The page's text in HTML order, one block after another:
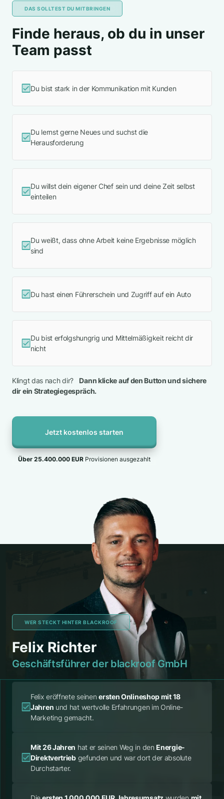
DAS SOLLTEST DU MITBRINGEN
Finde heraus, ob du in unser
Team passt
Du bist stark in der Kommunikation mit Kunden
Du lernst gerne Neues und suchst die
Herausforderung
Du willst dein eigener Chef sein und deine Zeit selbst
einteilen
Du weißt, dass ohne Arbeit keine Ergebnisse möglich
sind
Du hast einen Führerschein und Zugriff auf ein Auto
Du bist erfolgshungrig und Mittelmäßigkeit reicht dir
nicht
Klingt das nach dir? Dann klicke auf den Button und sichere
dir ein Strategiegespräch.
Jetzt kostenlos starten
Über 25.400.000 EUR Provisionen ausgezahlt
WER STECKT HINTER BLACKROOF
Felix Richter
Geschäftsführer der blackroof GmbH
Felix eröffnete seinenersten Onlineshop mit 18
Jahren und hat wertvolle Erfahrungen im Online-
Marketing gemacht.
Mit 26 Jahren hat er seinen Weg in den Energie-
Direktvertriebgefunden und war dort der absolute
Durchstarter.